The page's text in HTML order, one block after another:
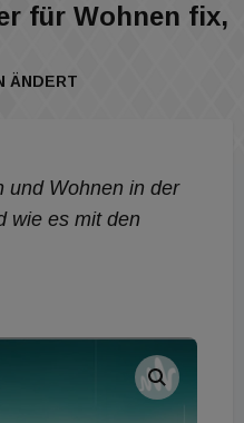
für Wohnen fix,
ÄNDERT
und Wohnen in der
wie es mit den